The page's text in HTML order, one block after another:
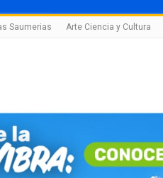
Saumerias Arte Ciencia y Cultura